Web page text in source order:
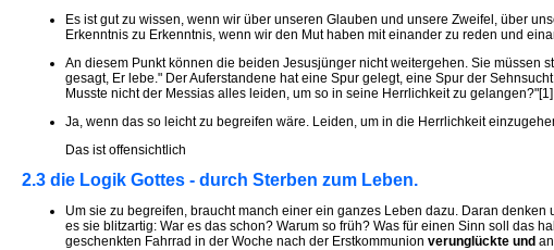
Es ist gut zu wissen, wenn wir über unseren Glauben und unsere Zweifel, über
Erkenntnis zu Erkenntnis, wenn wir den Mut haben mit einander zu reden und
An diesem Punkt können die beiden Jesusjünger nicht weitergehen. Sie müssen
gesagt, Er lebe." Der Auferstandene hat eine Spur gelegt, eine Spur der
Musste nicht der Messias alles leiden, um so in seine Herrlichkeit zu gelangen?"[1]
Ja, wenn das so leicht zu begreifen wäre. Leiden, um in die Herrlichkeit
Das ist offensichtlich
2.3 die Logik Gottes - durch Sterben zum Leben.
Um sie zu begreifen, braucht manch einer ein ganzes Leben dazu. Daran
es sie blitzartig: War es das schon? Warum so früh? Was für einen Sinn soll das
geschenkten Fahrrad in der Woche nach der Erstkommunion verunglückte und